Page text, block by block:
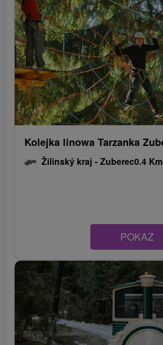
Kolejka linowa Tarzanka
Žilinský kraj -Zuberec0.4 Km
POKAZ